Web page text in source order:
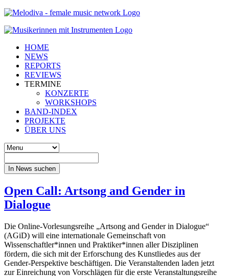
HOME
NEWS
REPORTS
REVIEWS
TERMINE
KONZERTE
WORKSHOPS
BAND-INDEX
PROJEKTE
ÜBER UNS
In News suchen
Open Call: Artsong and Gender in
Dialogue
Die Online-Vorlesungsreihe „Artsong and Gender in Dialogue“
(AGiD) will eine internationale Gemeinschaft von
Wissenschaftler*innen und Praktiker*innen aller Disziplinen
fördern, die sich mit der Erforschung des Kunstliedes aus der
Gender-Perspektive beschäftigen. Die Veranstaltenden laden jetzt
zur Einreichung von Vorschlägen für die erste Veranstaltungsreihe